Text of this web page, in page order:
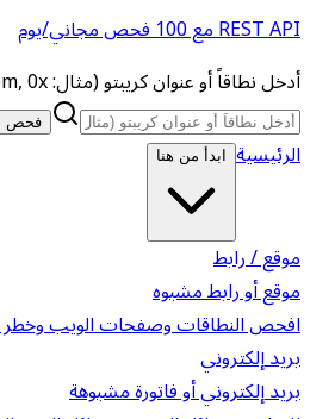
REST API مع 100 فحص مجاني/يوم
أدخل نطاقاً أو عنوان كريبتو (مثال: example.com, 0x...)
فحص
الرئيسية ابدأ من هنا
موقع / رابط
موقع أو رابط مشبوه
افحص النطاقات وصفحات الويب وخطر
بريد إلكتروني
بريد إلكتروني أو فاتورة مشبوهة